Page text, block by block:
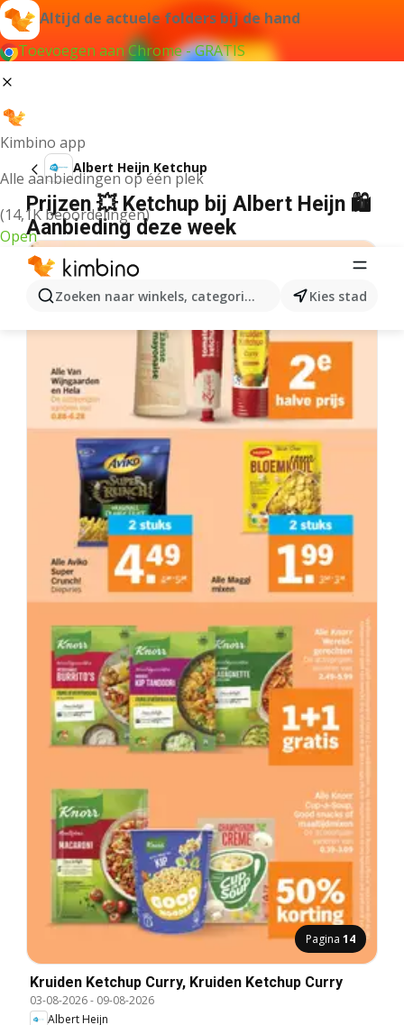
Altijd de actuele folders bij de hand
Toevoegen aan Chrome - GRATIS
Kimbino app
Alle aanbiedingen op één plek
(14,1K beoordelingen)
Open
Zoeken naar winkels, categorieën, producten...
Kies stad
Albert Heijn Ketchup
Prijzen 💥 Ketchup bij Albert Heijn 🛍️
Aanbieding deze week
Pagina 14
Kruiden Ketchup Curry, Kruiden Ketchup Curry
03-08-2026- 09-08-2026
Albert Heijn